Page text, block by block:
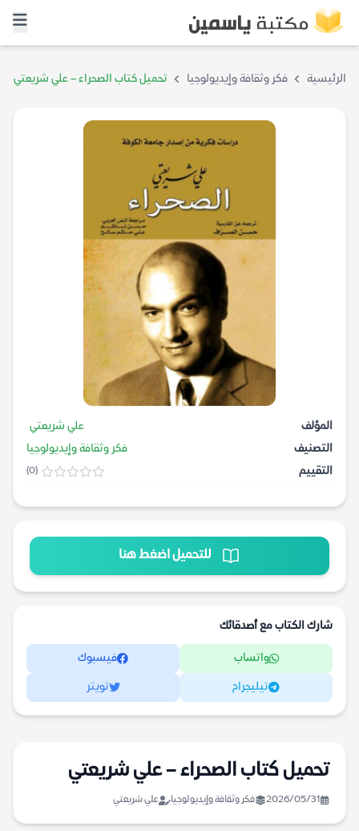
الرئيسية فكر وثقافة وإيديولوجيا تحميل كتاب الصحراء – علي شريعتي
المؤلف
علي شريعتي
التصنيف
فكر وثقافة وإيديولوجيا
التقييم
(0)
للتحميل اضغط هنا
شارك الكتاب مع أصدقائك
واتساب فيسبوك
تيليجرام تويتر
تحميل كتاب الصحراء – علي شريعتي
2026/05/31 فكر وثقافة وإيديولوجيا علي شريعتي